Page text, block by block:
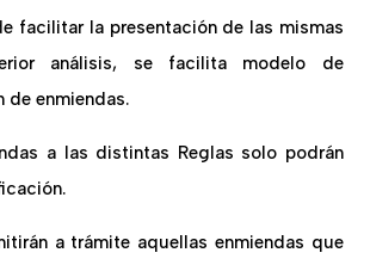
facilitar la presentación de las mismas
análisis, se facilita modelo de
de enmiendas.
a las distintas Reglas solo podrán
a trámite aquellas enmiendas que